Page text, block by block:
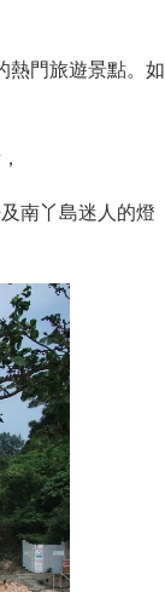
熱門旅遊景點。如
南丫島迷人的燈